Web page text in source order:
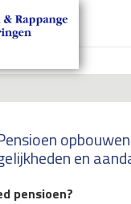
en
pensioen?